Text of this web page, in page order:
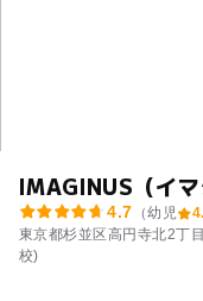
IMAGINUS（イマ
4.7 （幼児
東京都杉並区高円寺北2丁
校)